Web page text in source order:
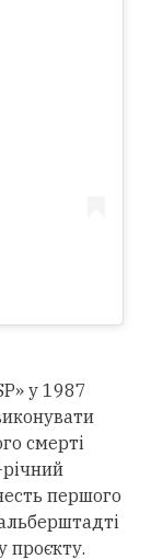
у 1987
смерті
першого
проєкту.